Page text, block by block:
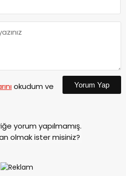
okudum ve
Yorum Yap
yorum yapılmamış.
olmak ister misiniz?